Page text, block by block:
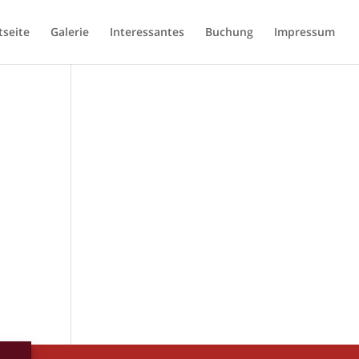
Galerie Interessantes Buchung Impressum